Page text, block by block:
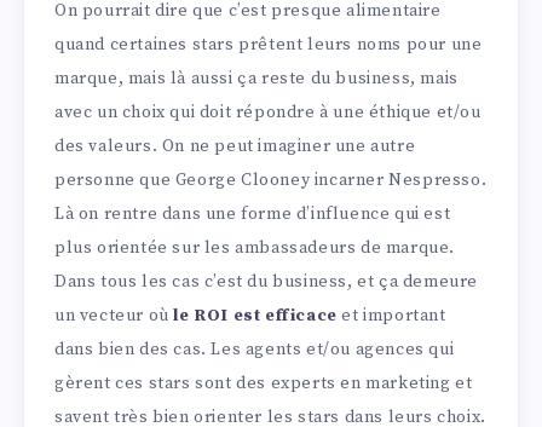
On pourrait dire que c’est presque alimentaire
quand certaines stars prêtent leurs noms pour une
marque, mais là aussi ça reste du business, mais
avec un choix qui doit répondre à une éthique et/ou
des valeurs. On ne peut imaginer une autre
personne que George Clooney incarner Nespresso.
Là on rentre dans une forme d’influence qui est
plus orientée sur les ambassadeurs de marque.
Dans tous les cas c’est du business, et ça demeure
un vecteur oùle ROI est efficace et important
dans bien des cas. Les agents et/ou agences qui
gèrent ces stars sont des experts en marketing et
savent très bien orienter les stars dans leurs choix.